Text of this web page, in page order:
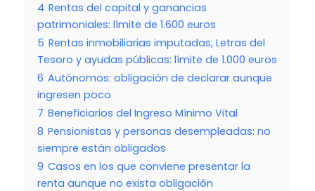
4 Rentas del capital y ganancias
patrimoniales: límite de 1.600 euros
5 Rentas inmobiliarias imputadas, Letras del
Tesoro y ayudas públicas: límite de 1.000 euros
6 Autónomos: obligación de declarar aunque
ingresen poco
7 Beneficiarios del Ingreso Mínimo Vital
8 Pensionistas y personas desempleadas: no
siempre están obligados
9 Casos en los que conviene presentar la
renta aunque no exista obligación